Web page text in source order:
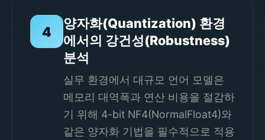
4
양자화(Quantization) 환경
에서의 강건성(Robustness)
분석
실무 환경에서 대규모 언어 모델은
메모리 대역폭과 연산 비용을 절감하
기 위해 4-bit NF4(NormalFloat4)와
같은 양자화 기법을 필수적으로 적용